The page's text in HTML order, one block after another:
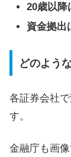
20歳以
資金拠出
どのよう
各証券会社
す。
金融庁も画